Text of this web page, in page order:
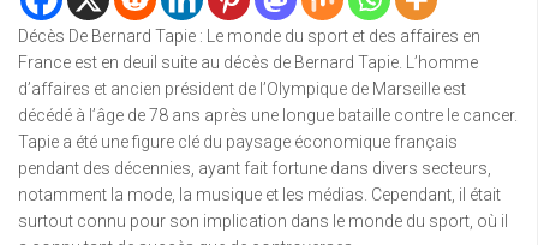
Décès De Bernard Tapie : Le monde du sport et des affaires en
France est en deuil suite au décès de Bernard Tapie. L’homme
d’affaires et ancien président de l’Olympique de Marseille est
décédé à l’âge de 78 ans après une longue bataille contre le cancer.
Tapie a été une figure clé du paysage économique français
pendant des décennies, ayant fait fortune dans divers secteurs,
notamment la mode, la musique et les médias. Cependant, il était
surtout connu pour son implication dans le monde du sport, où il